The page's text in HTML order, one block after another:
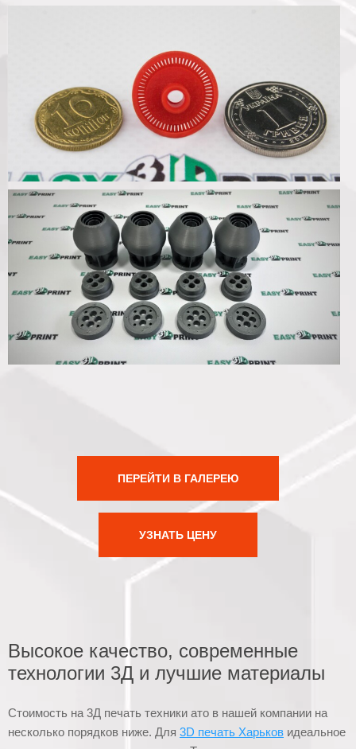
ПЕРЕЙТИ В ГАЛЕРЕЮ
УЗНАТЬ ЦЕНУ
Высокое качество, современные
технологии 3Д и лучшие материалы
Стоимость на 3Д печать техники ато в нашей компании на
несколько порядков ниже. Для 3D печать Харьков идеальное